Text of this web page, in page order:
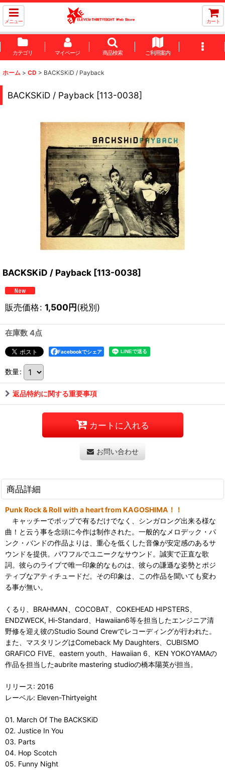
メニュー カート
カテゴリ マイページ 商品検索 ご利用案内
ホーム > CD > BACKSKiD / Payback
BACKSKiD / Payback [113-0038]
BACKSKiD / Payback [113-0038]
販売価格: 1,500円(税別)
在庫数 4点
Facebookでシェア
数量:
返品特約に関する重要事項
カートに入れる
お問い合わせ
商品詳細
Punk Rock & Roll with a heart from KAGOSHIMA！！
キャッチーでポップで有るだけでなく、シンガロング出来る様な
曲！と云う事を念頭に今作は制作された。一般的なメロデック・パ
ンク・バンドの作品よりは、重心を低くした音像が安定感のあるサ
ウンドを提供。パワフルでユニークなサウンド。誠実で正直な歌
詞。彼らのライブで唯一印象的なものは、彼らの謙遜な姿勢とポジ
ティブなアティチュードだ。その印象は、この作品を聞いても変わ
る事が無い。
くるり、BRAHMAN、COCOBAT、COKEHEAD HIPSTERS、
ENDZWECK, Hi-Standard、Hawaiian6等を担当したエンジニア清
野修を迎え彼のStudio Sound Crewでレコーディングが行われた。
また、マスタリングはComeback My Daughters、CUBISMO
GRAFICO FIVE、eastern youth、Hawaiian 6、KEN YOKOYAMAの
作品を担当したaubrite mastering studioの橋本陽英が担当。
リリース: 2016
レーベル: Eleven-Thirtyeight
01. March Of The BACKSKiD
02. Justice In You
03. Parts
04. Hop Scotch
05. Funny Night